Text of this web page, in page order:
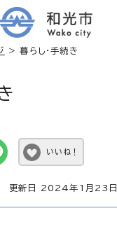
> 暮らし・手続き
いいね！
更新日 2024年1月23日